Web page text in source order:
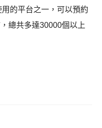
的平台之一，可以預約
總共多達30000個以上